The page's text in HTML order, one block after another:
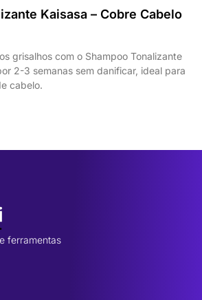
Kaisasa – Cobre Cabelo
grisalhos com o Shampoo Tonalizante
2-3 semanas sem danificar, ideal para
cabelo.
ferramentas